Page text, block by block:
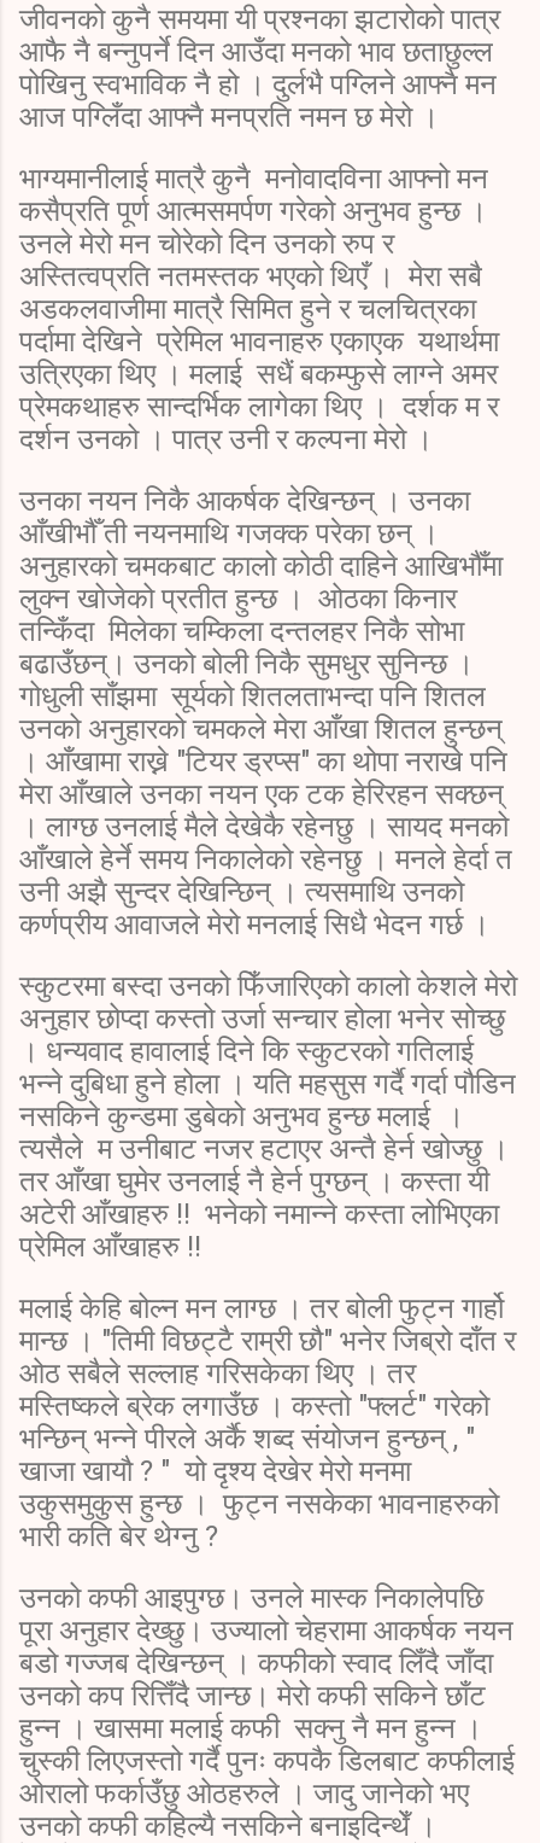
जीवनको कुनै समयमा यी प्रश्नका झटारोको पात्र
आफै नै बन्नुपर्ने दिन आउँदा मनको भाव छताछुल्ल
पोखिनु स्वभाविक नै हो । दुर्लभै पग्लिने आफ्नै मन
आज पग्लिँदा आफ्नै मनप्रति नमन छ मेरो ।
भाग्यमानीलाई मात्रै कुनै मनोवादविना आफ्नो मन
कसैप्रति पूर्ण आत्मसमर्पण गरेको अनुभव हुन्छ ।
उनले मेरो मन चोरेको दिन उनको रुप र
अस्तित्वप्रति नतमस्तक भएको थिएँ । मेरा सबै
अडकलवाजीमा मात्रै सिमित हुने र चलचित्रका
पर्दामा देखिने प्रेमिल भावनाहरु एकाएक यथार्थमा
उत्रिएका थिए । मलाई सधैं बकम्फुसे लाग्ने अमर
प्रेमकथाहरु सान्दर्भिक लागेका थिए । दर्शक म र
दर्शन उनको । पात्र उनी र कल्पना मेरो ।
उनका नयन निकै आकर्षक देखिन्छन् । उनका
आँखीभौँ ती नयनमाथि गजक्क परेका छन् ।
अनुहारको चमकबाट कालो कोठी दाहिने आखिभौँमा
लुक्न खोजेको प्रतीत हुन्छ । ओठका किनार
तन्किँदा मिलेका चम्किला दन्तलहर निकै सोभा
बढाउँछन्। उनको बोली निकै सुमधुर सुनिन्छ ।
गोधुली साँझमा सूर्यको शितलताभन्दा पनि शितल
उनको अनुहारको चमकले मेरा आँखा शितल हुन्छन्
। आँखामा राख्ने "टियर ड्रप्स" का थोपा नराखे पनि
मेरा आँखाले उनका नयन एक टक हेरिरहन सक्छन्
। लाग्छ उनलाई मैले देखेकै रहेनछु । सायद मनको
आँखाले हेर्ने समय निकालेको रहेनछु । मनले हेर्दा त
उनी अझै सुन्दर देखिन्छिन् । त्यसमाथि उनको
कर्णप्रीय आवाजले मेरो मनलाई सिधै भेदन गर्छ ।
स्कुटरमा बस्दा उनको फिँजारिएको कालो केशले मेरो
अनुहार छोप्दा कस्तो उर्जा सन्चार होला भनेर सोच्छु
। धन्यवाद हावालाई दिने कि स्कुटरको गतिलाई
भन्ने दुबिधा हुने होला । यति महसुस गर्दै गर्दा पौडिन
नसकिने कुन्डमा डुबेको अनुभव हुन्छ मलाई ।
त्यसैले म उनीबाट नजर हटाएर अन्तै हेर्न खोज्छु ।
तर आँखा घुमेर उनलाई नै हेर्न पुग्छन् । कस्ता यी
अटेरी आँखाहरु !! भनेको नमान्ने कस्ता लोभिएका
प्रेमिल आँखाहरु !!
मलाई केहि बोल्न मन लाग्छ । तर बोली फुट्न गार्हो
मान्छ । "तिमी विछट्टै राम्री छौ" भनेर जिब्रो दाँत र
ओठ सबैले सल्लाह गरिसकेका थिए । तर
मस्तिष्कले ब्रेक लगाउँछ । कस्तो "फ्लर्ट" गरेको
भन्छिन् भन्ने पीरले अर्कै शब्द संयोजन हुन्छन् , "
खाजा खायौ ? " यो दृश्य देखेर मेरो मनमा
उकुसमुकुस हुन्छ । फुट्न नसकेका भावनाहरुको
भारी कति बेर थेग्नु ?
उनको कफी आइपुग्छ। उनले मास्क निकालेपछि
पूरा अनुहार देख्छु। उज्यालो चेहरामा आकर्षक नयन
बडो गज्जब देखिन्छन् । कफीको स्वाद लिँदै जाँदा
उनको कप रित्तिँदै जान्छ। मेरो कफी सकिने छाँट
हुन्न । खासमा मलाई कफी सक्नु नै मन हुन्न ।
चुस्की लिएजस्तो गर्दै पुनः कपकै डिलबाट कफीलाई
ओरालो फर्काउँछु ओठहरुले । जादु जानेको भए
उनको कफी कहिल्यै नसकिने बनाइदिन्थेँ ।